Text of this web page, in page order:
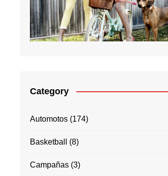
Category
Automotos (174)
Basketball (8)
Campañas (3)